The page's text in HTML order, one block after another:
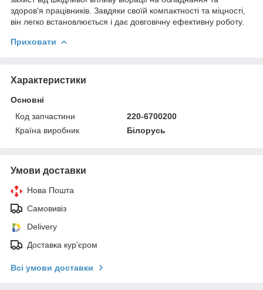
здоров'я працівників. Завдяки своїй компактності та міцності,
він легко встановлюється і дає довговічну ефективну роботу.
Приховати
Характеристики
Основні
Код запчастини
220-6700200
Країна виробник
Білорусь
Умови доставки
Нова Пошта
Самовивіз
Delivery
Доставка кур'єром
Всі умови доставки